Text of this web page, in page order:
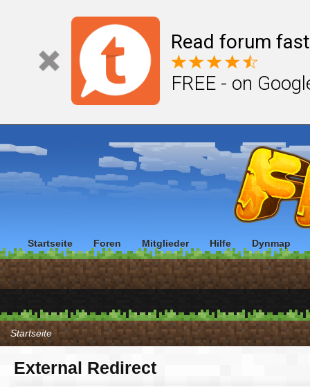
Read forum
FREE - on
Startseite
External Redirect
Startseite Foren Mitglieder Hilfe Dynmap